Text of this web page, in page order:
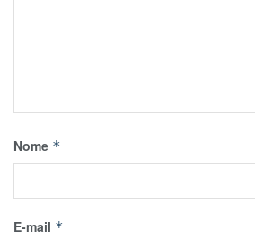
Nome *
E-mail *